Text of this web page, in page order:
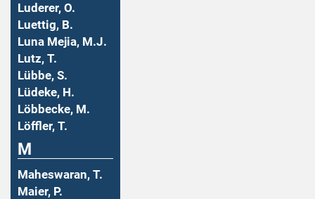
Luderer, O.
Luettig, B.
Luna Mejia, M.J.
Lutz, T.
Lübbe, S.
Lüdeke, H.
Löbbecke, M.
Löffler, T.
M
Maheswaran, T.
Maier, P.